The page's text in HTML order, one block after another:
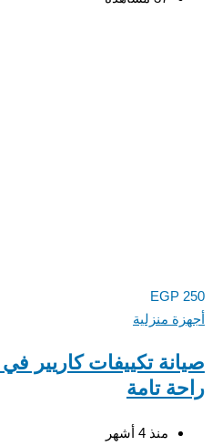
EGP
منزلية
تامة
منذ 4 أشهر